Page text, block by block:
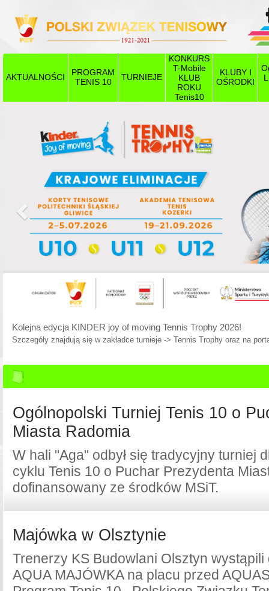
AKTUALNOŚCI
PROGRAM
TENIS 10
TURNIEJE
KONKURS
T-Mobile
KLUB
ROKU
Tenis10
KLUBY I
OŚRODKI
Poprzedni
Zapraszamy na Festiwal Zostań Asem!
Zabawa, turniej kat. czerwonej, bilety na BJKC Cup!
Ogólnopolski Turniej Tenis 10 o
Miasta Radomia
W hali "Aga" odbył się tradycyjny turniej
cyklu Tenis 10 o Puchar Prezydenta
dofinansowany ze środków MSiT.
Majówka w Olsztynie
Trenerzy KS Budowlani Olsztyn
AQUA MAJÓWKA na placu przed